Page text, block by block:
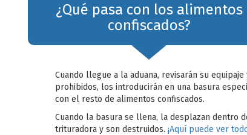
¿Qué pasa con los alimentos
confiscados?
Cuando llegue a la aduana, revisarán su
prohibidos, los introducirán en una basura
con el resto de alimentos confiscados.
Cuando la basura se llena, la desplazan dentro
trituradora y son destruidos. ¡Aquí puede ver